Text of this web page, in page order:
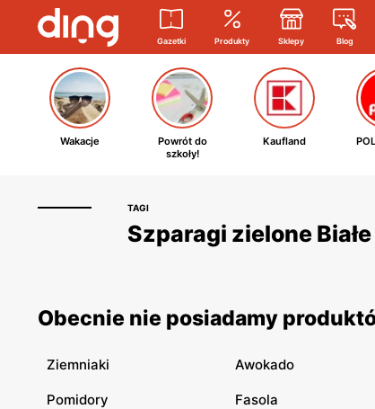
Gazetki Produkty Sklepy Blog
Wakacje
Powrót do
szkoły!
Kaufland
TAGI
Szparagi zielone
Obecnie nie posiadamy
Ziemniaki Awokado
Pomidory Fasola